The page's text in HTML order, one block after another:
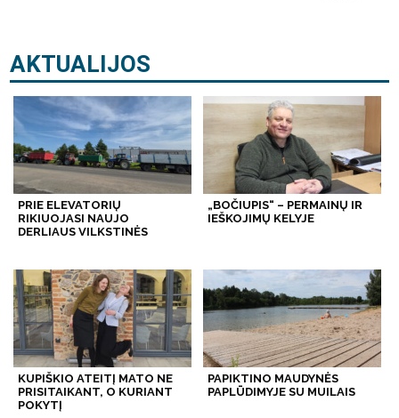
AKTUALIJOS
PRIE ELEVATORIŲ
RIKIUOJASI NAUJO
DERLIAUS VILKSTINĖS
„BOČIUPIS“ – PERMAINŲ IR
IEŠKOJIMŲ KELYJE
KUPIŠKIO ATEITĮ MATO NE
PRISITAIKANT, O KURIANT
POKYTĮ
PAPIKTINO MAUDYNĖS
PAPLŪDIMYJE SU MUILAIS